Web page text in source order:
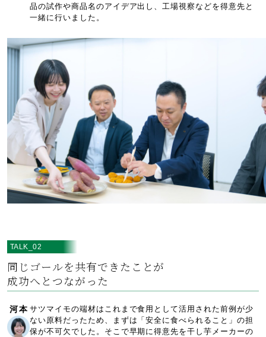
品の試作や商品名のアイデア出し、工場視察などを得意先と
一緒に行いました。
TALK_02
同じゴールを共有できたことが
成功へとつながった
河本 サツマイモの端材はこれまで食用として活用された前例が少
ない原料だったため、まずは「安全に食べられること」の担
保が不可欠でした。そこで早期に得意先を干し芋メーカーの